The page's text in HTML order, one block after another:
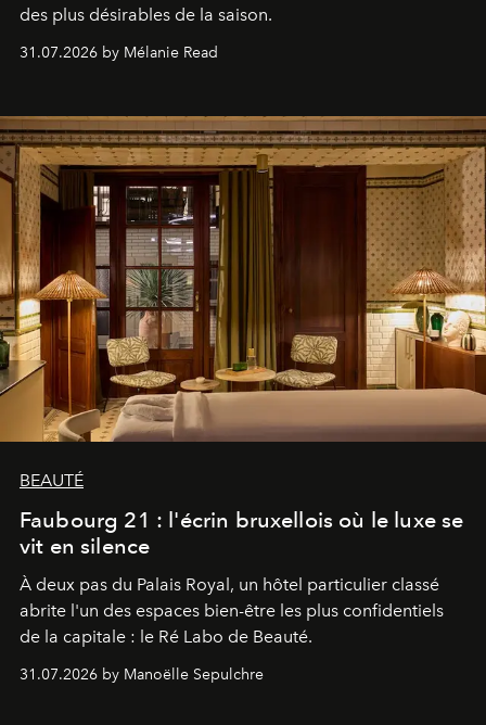
des plus désirables de la saison.
31.07.2026 by Mélanie Read
BEAUTÉ
Faubourg 21 : l'écrin bruxellois où le luxe se
vit en silence
À deux pas du Palais Royal, un hôtel particulier classé
abrite l'un des espaces bien-être les plus confidentiels
de la capitale : le Ré Labo de Beauté.
31.07.2026 by Manoëlle Sepulchre